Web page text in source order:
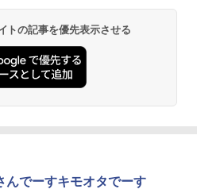
トの記事を優先表示させる
んでーすキモオタでーす